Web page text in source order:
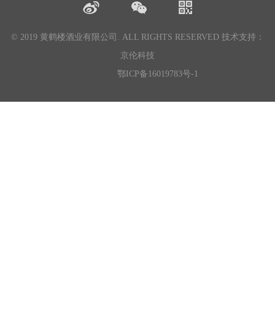
© 2019 黄鹤楼酒业有限公司. ALL RIGHTS RESERVED 技术支持：
京伦科技
鄂ICP备16019783号-1